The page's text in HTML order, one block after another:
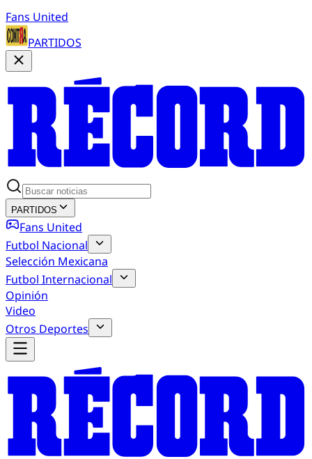
Fans United
PARTIDOS
PARTIDOS
Fans United
Futbol Nacional
Selección Mexicana
Futbol Internacional
Opinión
Video
Otros Deportes